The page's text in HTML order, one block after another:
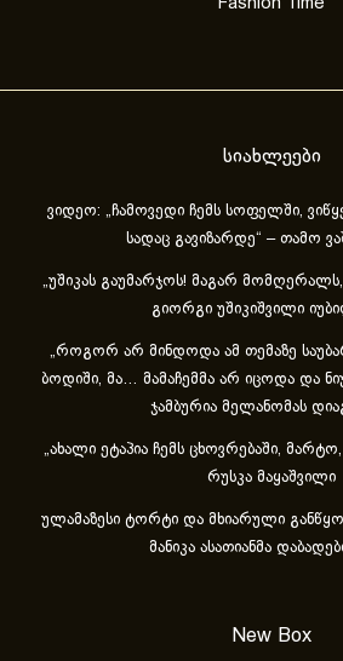
სიახლეები
ვიდეო: „ჩამოვედი ჩემს სოფელში,
სადაც გავიზარდე“ – თამო
„უშიკას გაუმარჯოს! მაგარ
გიორგი უშიკიშვილი
„როგორ არ მინდოდა ამ თემაზე
ბოდიში, მა… მამაჩემმა არ იცოდა და
ჯამბურია მელანომას
„ახა­ლი ეტა­პია ჩემს ცხოვ­რე­ბა­ში,
რუსკა მაყაშვილი
ულამაზესი ტორტი და მხიარული
მანიკა ასათიანმა
New Box